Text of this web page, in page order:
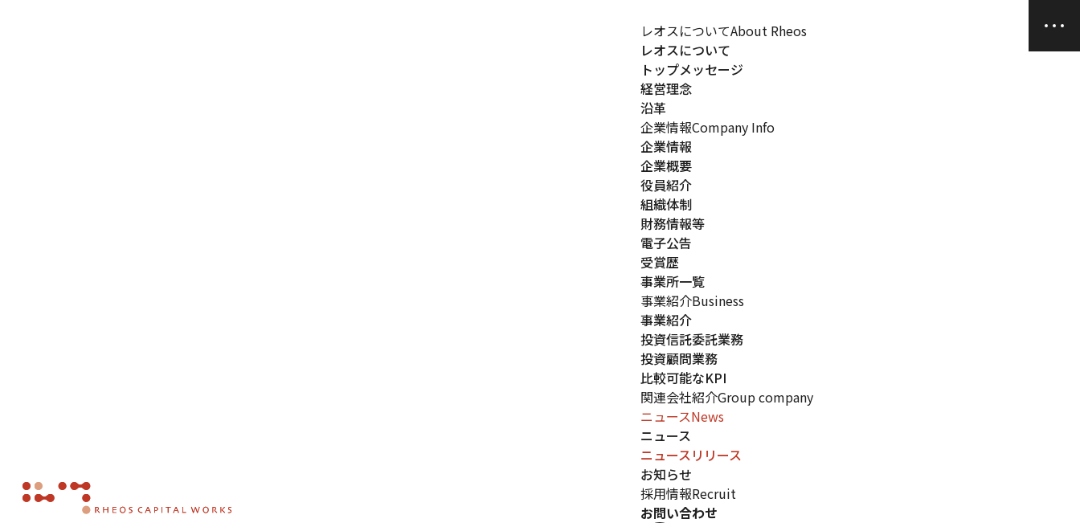
レオスについてAbout Rheos
レオスについて
トップメッセージ
経営理念
沿革
企業情報Company Info
企業情報
企業概要
役員紹介
組織体制
財務情報等
電子公告
受賞歴
事業所一覧
事業紹介Business
事業紹介
投資信託委託業務
投資顧問業務
比較可能なKPI
関連会社紹介Group company
ニュースNews
ニュース
ニュースリリース
お知らせ
採用情報Recruit
お問い合わせ